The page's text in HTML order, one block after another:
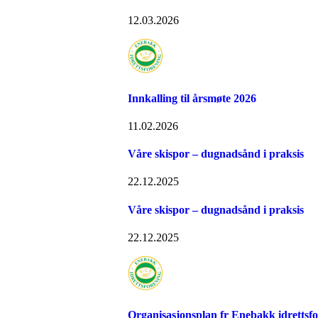
12.03.2026
Innkalling til årsmøte 2026
11.02.2026
Våre skispor – dugnadsånd i praksis
22.12.2025
Våre skispor – dugnadsånd i praksis
22.12.2025
Organisasjonsplan fr Enebakk